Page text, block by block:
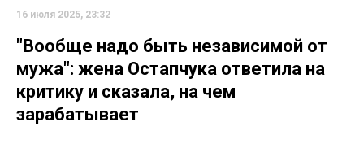
16 июля 2025, 23:32
"Вообще надо быть независимой от
мужа": жена Остапчука ответила на
критику и сказала, на чем
зарабатывает